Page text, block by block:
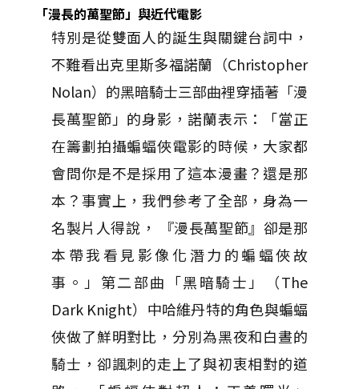
「漫長的萬聖節」與近代電影
特別是從雙面人的誕生與關鍵台詞中，
不難看出克里斯多福諾蘭（Christopher
Nolan）的黑暗騎士三部曲裡穿插著「漫
長萬聖節」的身影，諾蘭表示：「當正
在籌劃拍攝蝙蝠俠電影的時候，大家都
會問你是不是採用了這本漫畫？還是那
本？事實上，我們參考了全部，身為一
名製片人得說， 『漫長萬聖節』卻是那
本帶我看見影像化潛力的蝙蝠俠故
事。」第二部曲「黑暗騎士」（The
Dark Knight）中哈維丹特的角色與蝙蝠
俠做了鮮明對比，分別為黑夜和白晝的
騎士，卻諷刺的走上了與初衷相對的道